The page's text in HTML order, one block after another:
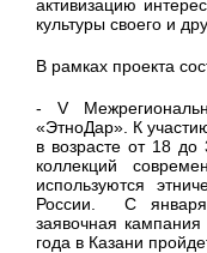
активизацию
культуры своего и
В рамках проекта
- V
«ЭтноДар». К
в возрасте от 18
коллекций
используются
России. С
заявочная
года в Казани